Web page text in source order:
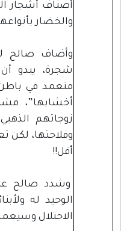
أصناف أشجار
والخضار
وأضاف صالح
شجرة، يبدو
متعمد في
أخشابها”،
زوجاتهم
وفلاحتها، لكن
أقل!!
وشدد صالح
الوحيد له
الاحتلال